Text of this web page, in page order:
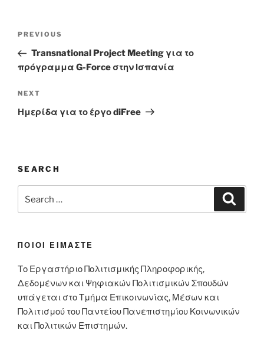
Previous
Post
PREVIOUS
Transnational Project Meeting για το
πρόγραμμα G-Force στην Ισπανία
Next
Post
NEXT
Ημερίδα για το έργο diFree
SEARCH
for:
ΠΟΙΟΙ ΕΙΜΑΣΤΕ
Το Εργαστήριο Πολιτισμικής Πληροφορικής,
Δεδομένων και Ψηφιακών Πολιτισμικών Σπουδών
υπάγεται στο Τμήμα Επικοινωνίας, Μέσων και
Πολιτισμού του Παντείου Πανεπιστημίου Κοινωνικών
και Πολιτικών Επιστημών.